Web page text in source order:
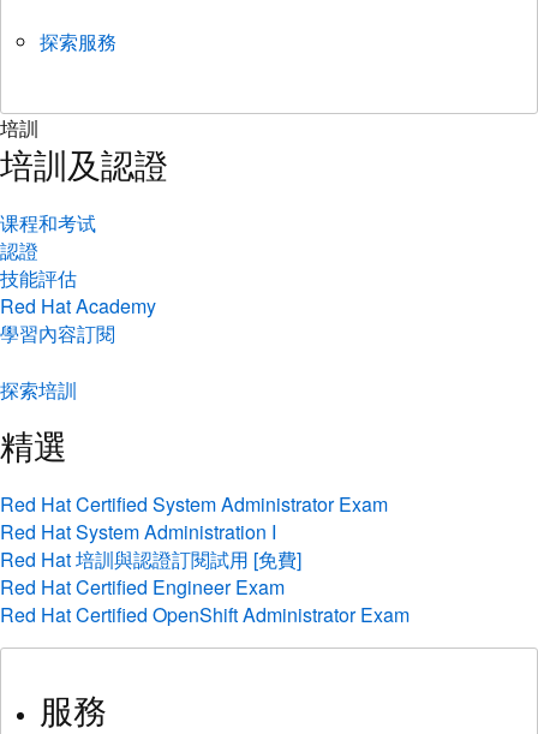
探索服務
培訓
培訓及認證
课程和考试
認證
技能評估
Red Hat Academy
學習內容訂閱
探索培訓
精選
Red Hat Certified System Administrator Exam
Red Hat System Administration I
Red Hat 培訓與認證訂閱試用 [免費]
Red Hat Certified Engineer Exam
Red Hat Certified OpenShift Administrator Exam
服務